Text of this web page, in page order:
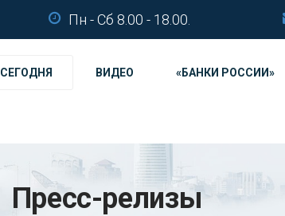
Пн - Сб 8.00 - 18.00.
СЕГОДНЯ ВИДЕО «БАНКИ РОССИИ»
Пресс-релизы